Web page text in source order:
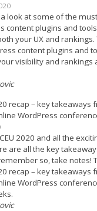
a look at some of the
content plugins and
your UX and rankings.
content plugins and
visibility and rankings
recap – key takeaways
WordPress
2020 and all the
are all the key
so, take notes!
recap – key takeaways
WordPress